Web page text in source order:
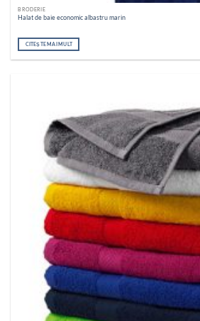
BRODERIE
Halat de baie economic albastru marin
CITEȘTE MAI MULT